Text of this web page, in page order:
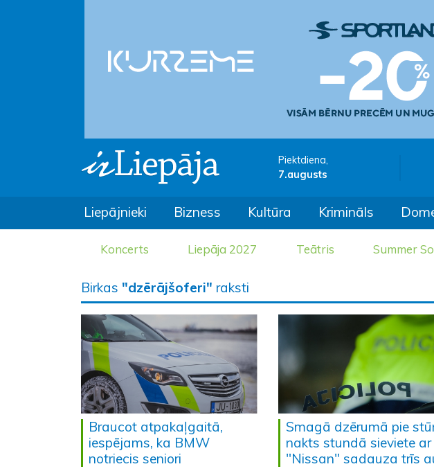
Piektdiena,
7.augusts
Liepājnieki Bizness Kultūra Krimināls
Koncerts Liepāja 2027 Teātris Summer
Birkas "dzērājšoferi" raksti
Braucot atpakaļgaitā,
iespējams, ka BMW
notriecis seniori
Smagā dzērumā pie
nakts stundā sieviete ar
"Nissan" sadauza trīs